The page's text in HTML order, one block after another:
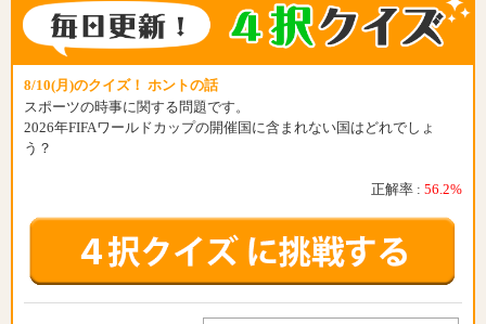
8/10(月)のクイズ！ ホントの話
スポーツの時事に関する問題です。
2026年FIFAワールドカップの開催国に含まれない国はどれでしょ
う？
正解率 : 56.2%